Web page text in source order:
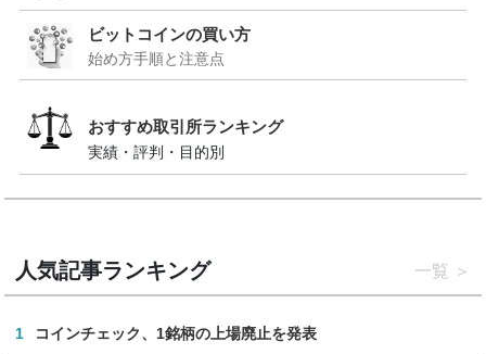
ビットコインの買い方
始め方手順と注意点
おすすめ取引所ランキング
実績・評判・目的別
人気記事ランキング 一覧
1 コインチェック、1銘柄の上場廃止を発表